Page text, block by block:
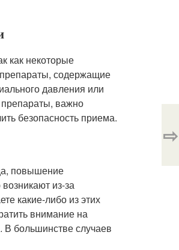
как некоторые
содержащие
давления или
важно
безопасность приема.
повышение
из-за
какие-либо из этих
внимание на
В большинстве случаев
⇨